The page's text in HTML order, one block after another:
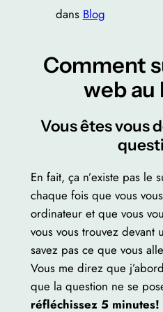
dans Blog
Comment
web au
Vous êtes vous
En fait, ça n’existe pas le
chaque fois que vous
ordinateur et que vous
vous vous trouvez devant
savez pas ce que vous
Vous me direz que
que la question ne se
réfléchissez 5 minutes!